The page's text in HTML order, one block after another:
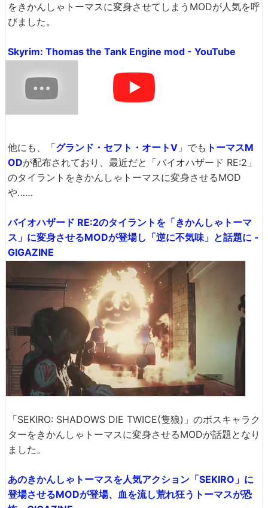
をきかんしゃトーマスに変身させてしまうMODが人気を呼
びました。
Skyrim: Thomas the Tank Engine mod - YouTube
他にも、「グランド・セフト・オートV 」でも トーマスM
ODが配布されており、最近だと「バイオハザード RE:2」
のタイラントをきかんしゃトーマスに変身させるMOD
や……
バイオハザード RE:2のタイラントを「きかんしゃトーマ
ス」に変身させるMODが登場し「逆に不気味」と話題に -
GIGAZINE
「SEKIRO: SHADOWS DIE TWICE(隻狼)」のボスキャラク
ターをきかんしゃトーマスに変身させるMODが話題となり
ました。
あのきかんしゃトーマスを人気アクション「SEKIRO」に
登場させるMODが登場、血を流し荒れ狂うトーマスが恐